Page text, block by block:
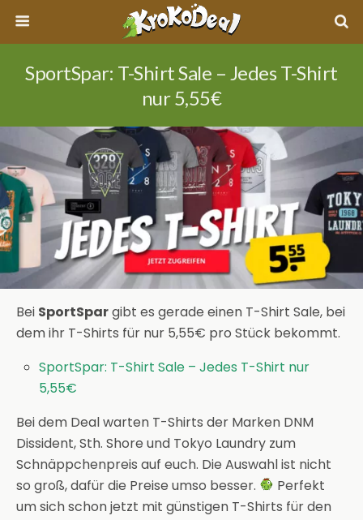
SportSpar: T-Shirt Sale – Jedes T-Shirt
nur 5,55€
Bei SportSpargibt es gerade einen T-Shirt Sale, bei
dem ihr T-Shirts für nur 5,55€ pro Stück bekommt.
SportSpar: T-Shirt Sale – Jedes T-Shirt nur
5,55€
Bei dem Deal warten T-Shirts der Marken DNM
Dissident, Sth. Shore und Tokyo Laundry zum
Schnäppchenpreis auf euch. Die Auswahl ist nicht
so groß, dafür die Preise umso besser.
Perfekt
um sich schon jetzt mit günstigen T-Shirts für den